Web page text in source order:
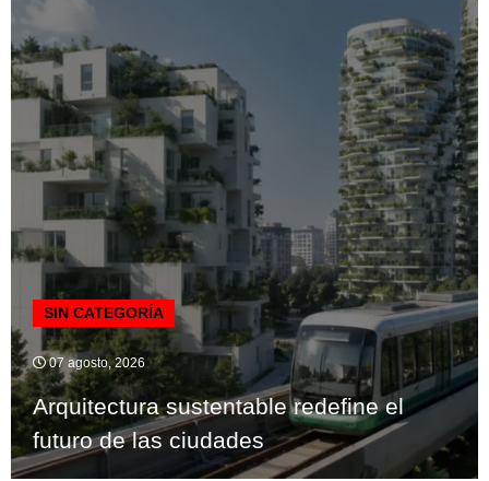
SIN CATEGORÍA
07 agosto, 2026
Arquitectura sustentable redefine el
futuro de las ciudades